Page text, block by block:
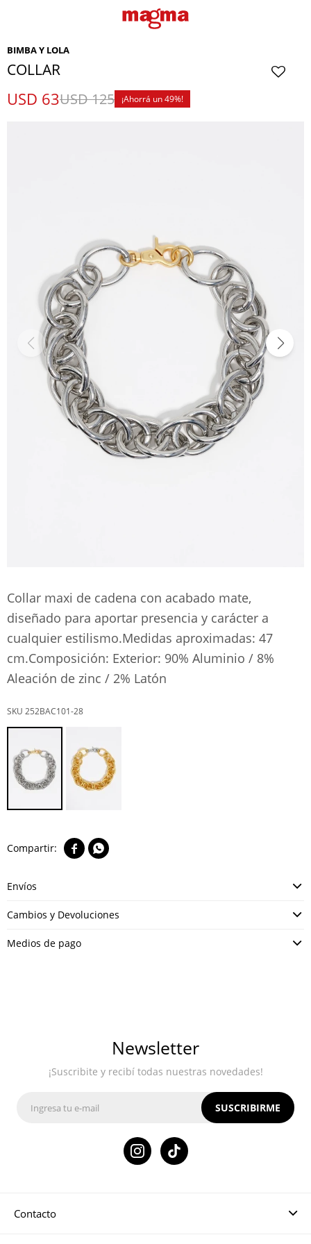
BIMBA Y LOLA
COLLAR
USD 63USD125 49
Collar maxi de cadena con acabado mate,
diseñado para aportar presencia y carácter a
cualquier estilismo.Medidas aproximadas: 47
cm.Composición: Exterior: 90% Aluminio / 8%
Aleación de zinc / 2% Latón
252BAC101-28
 
Envíos
Cambios y Devoluciones
Medios de pago
Contacto
Newsletter
¡Suscribite y recibí todas nuestras novedades!
SUSCRIBIRME
